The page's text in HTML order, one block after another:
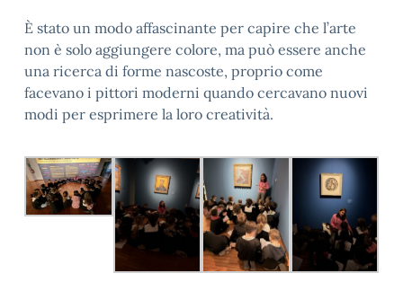
È stato un modo affascinante per capire che l’arte
non è solo aggiungere colore, ma può essere anche
una ricerca di forme nascoste, proprio come
facevano i pittori moderni quando cercavano nuovi
modi per esprimere la loro creatività.